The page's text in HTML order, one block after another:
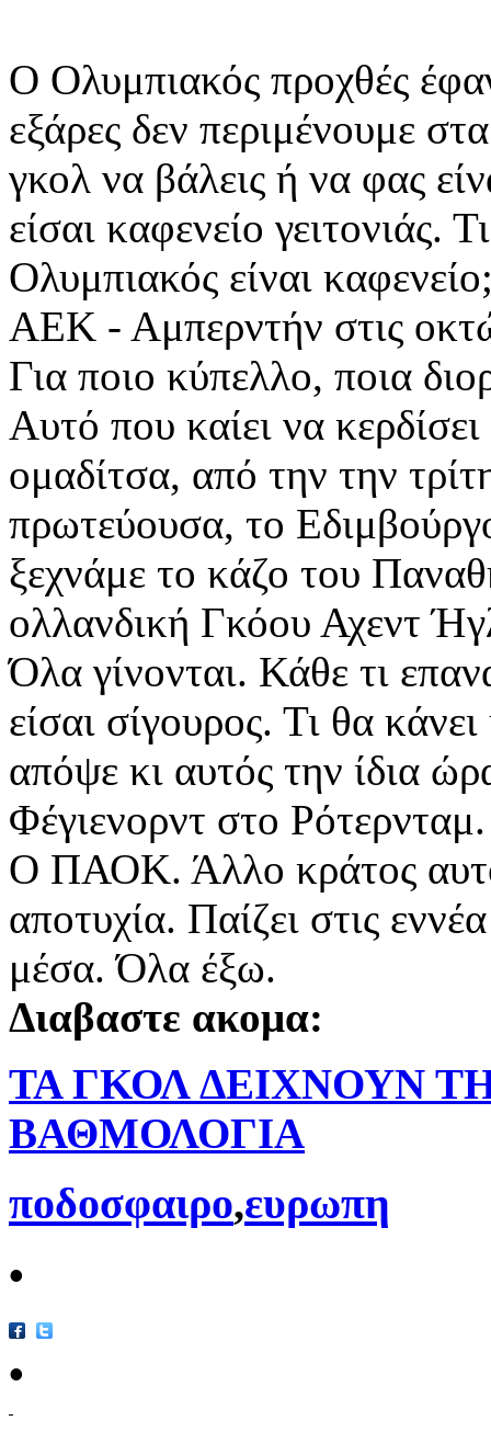
Ο Ολυμπιακός προχθές
εξάρες δεν περιμένουμε
γκολ να βάλεις ή να φας
είσαι καφενείο γειτονιάς.
Ολυμπιακός είναι
ΑΕΚ - Αμπερντήν στις
Για ποιο κύπελλο, ποια
Αυτό που καίει να
ομαδίτσα, από την την
πρωτεύουσα, το
ξεχνάμε το κάζο του
ολλανδική Γκόου Αχεντ
Όλα γίνονται. Κάθε τι
είσαι σίγουρος. Τι θα
απόψε κι αυτός την ίδια
Φέγιενορντ στο
Ο ΠΑΟΚ. Άλλο κράτος
αποτυχία. Παίζει στις
μέσα. Όλα έξω.
Διαβαστε ακομα:
ΤΑ ΓΚΟΛ ΔΕΙΧΝΟΥΝ
ΒΑΘΜΟΛΟΓΙΑ
ποδοσφαιρο,ευρωπη
•
•